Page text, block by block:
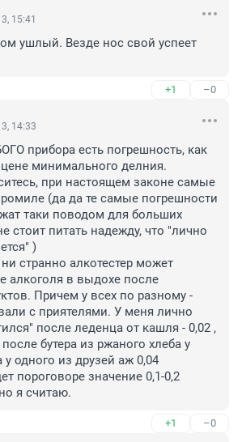
15:41
ушлый. Везде нос свой успеет
+1 –0
14:33
прибора есть погрешность, как
минимального делния.
при настоящем законе самые
(да да те самые погрешности
таки поводом для больших
стоит питать надежду, что "лично
)
ни странно алкотестер может
алкоголя в выдохе после
Причем у всех по разному -
с приятелями. У меня лично
после леденца от кашля - 0,02 ,
бутера из ржаного хлеба у
одного из друзей аж 0,04
пороговоре значение 0,1-0,2
я считаю.
+1 –0